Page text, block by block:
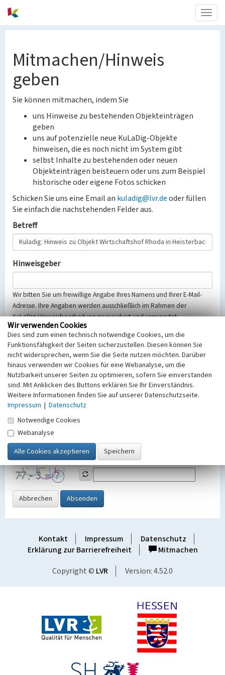
Mitmachen/Hinweis
geben
Sie können mitmachen, indem Sie
uns Hinweise zu bestehenden Objekteinträgen
geben
uns auf potenzielle neue KuLaDig-Objekte
hinweisen, die es noch nicht im System gibt
selbst Inhalte zu bestehenden oder neuen
Objekteinträgen beisteuern oder uns zum Beispiel
historische oder eigene Fotos schicken
Schicken Sie uns eine Email an kuladig@lvr.deoder füllen
Sie einfach die nachstehenden Felder aus.
Betreff
Hinweisgeber
Wir bitten Sie um freiwillige Angabe Ihres Namens und Ihrer E-Mail-
Adresse. Ihre Angaben werden ausschließlich im Rahmen der
KuLaDig-Hinweisbearbeitung gespeichert und verwendet.
Selbstverständlich werden diese entsprechend der Vorschriften des
Telemediengesetzes, des Datenschutzgesetzes NRW und der seit
dem 25.05.2018 gültigen Europäischen Datenschutzgrundverordnung
(EU-DSGVO) vertraulich behandelt, beachten Sie bitte unsere
Hinweise zumDatenschutz
Nachricht
SicherheitsabfrageTragen Sie unten das Rechenergebnis aus der
Grafik ein
Abbrechen Absenden
Kontakt Impressum
Datenschutz
Erklärung zur Barrierefreiheit
Mitmachen
Copyright © LVR Version: 4.52.0
Wir verwenden Cookies
Dies sind zum einen technisch notwendige Cookies, um die
Funktionsfähigkeit der Seiten sicherzustellen. Diesen können Sie
nicht widersprechen, wenn Sie die Seite nutzen möchten. Darüber
hinaus verwenden wir Cookies für eine Webanalyse, um die
Nutzbarkeit unserer Seiten zu optimieren, sofern Sie einverstanden
sind. Mit Anklicken des Buttons erklären Sie Ihr Einverständnis.
Weitere Informationen finden Sie auf unserer Datenschutzseite.
Impressum | Datenschutz
Notwendige Cookies
Webanalyse